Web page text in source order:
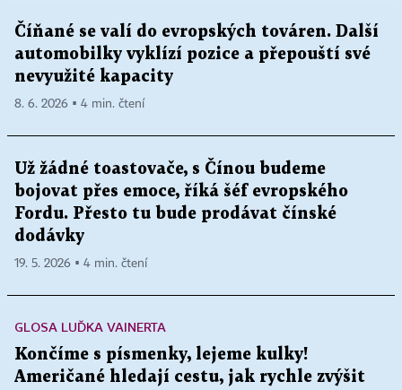
Číňané se valí do evropských továren. Další
automobilky vyklízí pozice a přepouští své
nevyužité kapacity
8. 6. 2026 ▪ 4 min. čtení
Už žádné toastovače, s Čínou budeme
bojovat přes emoce, říká šéf evropského
Fordu. Přesto tu bude prodávat čínské
dodávky
19. 5. 2026 ▪ 4 min. čtení
GLOSA LUĎKA VAINERTA
Končíme s písmenky, lejeme kulky!
Američané hledají cestu, jak rychle zvýšit